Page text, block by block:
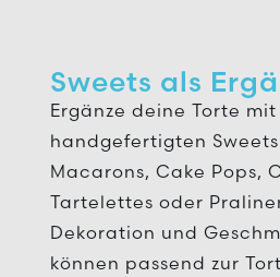
Sweets als
Ergänze deine Torte mit
handgefertigten
Macarons, Cake Pops,
Tartelettes oder
Dekoration und
können passend zur